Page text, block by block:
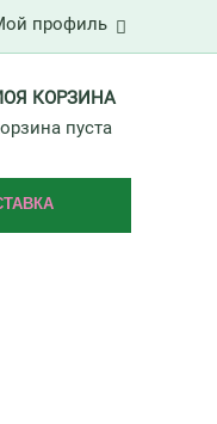
профиль
КОРЗИНА
пуста